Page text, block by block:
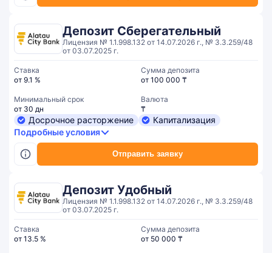
Депозит Сберегательный
Лицензия № 1.1.998.132 от 14.07.2026 г., № 3.3.259/48
от 03.07.2025 г.
Отправить заявку
Ставка
от 9.1 %
Сумма депозита
от 100 000 ₸
Минимальный срок
от 30 дн
Валюта
₸
Досрочное расторжение
Капитализация
Подробные условия
Депозит Удобный
Лицензия № 1.1.998.132 от 14.07.2026 г., № 3.3.259/48
от 03.07.2025 г.
Ставка
от 13.5 %
Сумма депозита
от 50 000 ₸